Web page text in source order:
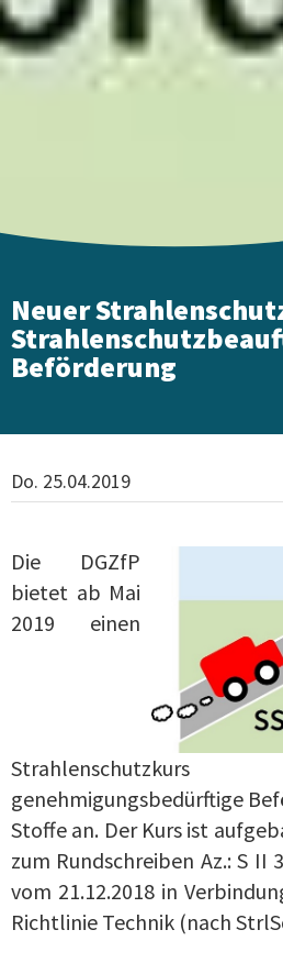
Neuer
Beförderung
Do. 25.04.2019
Die DGZfP
bietet ab Mai
2019 einen
genehmigungsbedürftige
Stoffe an. Der Kurs ist
zum Rundschreiben Az.: S II 3
vom 21.12.2018 in
Richtlinie Technik (nach